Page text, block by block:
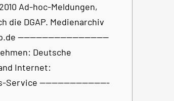
Ad-hoc-Meldungen,
DGAP. Medienarchiv
------------------------------
Deutsche
Internet:
Service -----------------------